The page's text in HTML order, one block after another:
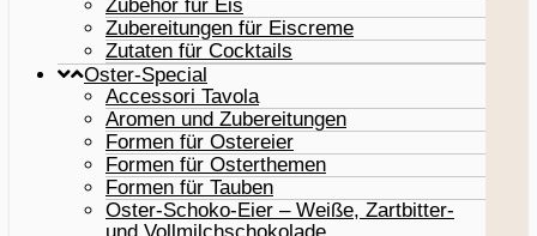
Zubehör für Eis
Zubereitungen für Eiscreme
Zutaten für Cocktails
Oster-Special
Accessori Tavola
Aromen und Zubereitungen
Formen für Ostereier
Formen für Osterthemen
Formen für Tauben
Oster-Schoko-Eier – Weiße, Zartbitter-